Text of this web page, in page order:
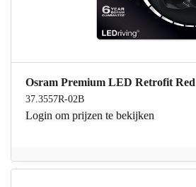
Osram Premium LED Retrofit Red
37.3557R-02B
Login om prijzen te bekijken